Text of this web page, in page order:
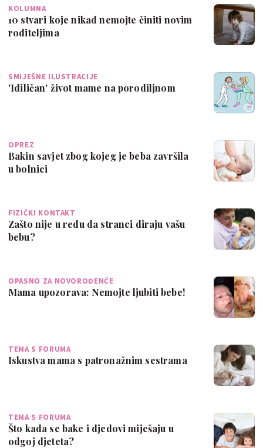
KOLUMNA
10 stvari koje nikad nemojte činiti novim
roditeljima
SMIJEŠNE ILUSTRACIJE
'Idiličan' život mame na porodiljnom
OPREZ
Bakin savjet zbog kojeg je beba završila
u bolnici
FIZIČKI KONTAKT
Zašto nije u redu da stranci diraju vašu
bebu?
OPASNO ZA NOVOROĐENČE
Mama upozorava: Nemojte ljubiti bebe!
TEMA S FORUMA
Iskustva mama s patronažnim sestrama
TEMA S FORUMA
Što kada se bake i djedovi miješaju u
odgoj djeteta?